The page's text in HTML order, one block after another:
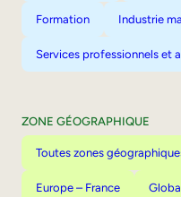
Formation Industrie
Services professionnels et
ZONE GÉOGRAPHIQUE
Toutes zones
Europe – France